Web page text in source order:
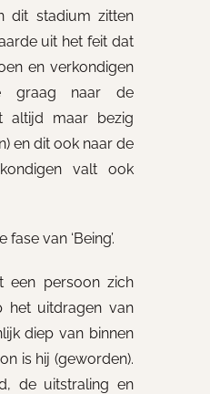
dit stadium zitten
uit het feit dat
en verkondigen
naar de
altijd maar bezig
en dit ook naar de
valt ook
van ‘Being’.
een persoon zich
het uitdragen van
diep van binnen
is hij (geworden).
de uitstraling en